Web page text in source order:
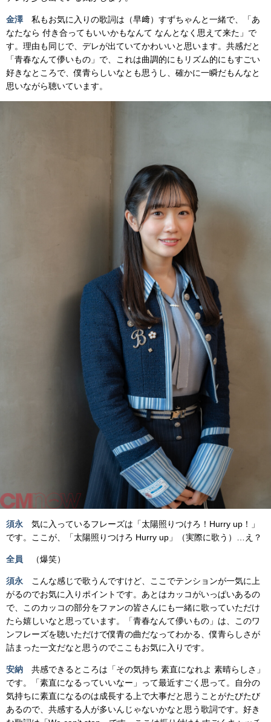
金澤 私もお気に入りの歌詞は（早﨑）すずちゃんと一緒で、「あ
なたなら 付き合ってもいいかもなんて なんとなく思えて来た」で
す。理由も同じで、デレが出ていてかわいいと思います。共感だと
「青春なんて儚いもの」で、これは曲調的にもリズム的にもすごい
好きなところで、僕青らしいなとも思うし、確かに一瞬だもんなと
思いながら聴いています。
須永 気に入っているフレーズは「太陽照りつけろ！Hurry up！」
です。ここが、「太陽照りつけろ Hurry up」（実際に歌う）…え？
全員 （爆笑）
須永 こんな感じで歌うんですけど、ここでテンションが一気に上
がるのでお気に入りポイントです。あとはカッコがいっぱいあるの
で、このカッコの部分をファンの皆さんにも一緒に歌っていただけ
たら嬉しいなと思っています。「青春なんて儚いもの」は、このワ
ンフレーズを聴いただけで僕青の曲だなってわかる、僕青らしさが
詰まった一文だなと思うのでここもお気に入りです。
安納 共感できるところは「その気持ち 素直になれよ 素晴らしさ」
です。「素直になるっていいなー」って最近すごく思って。自分の
気持ちに素直になるのは成長する上で大事だと思うことがたびたび
あるので、共感する人が多いんじゃないかなと思う歌詞です。好き